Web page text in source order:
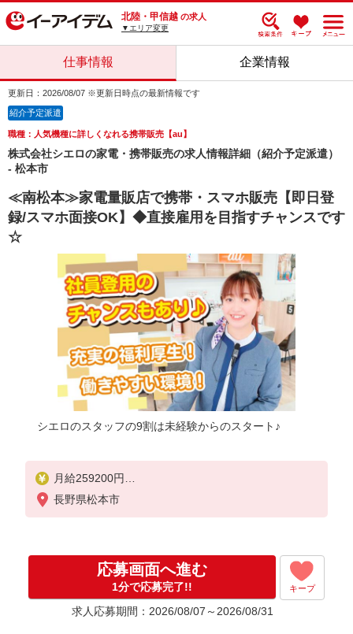
北陸・甲信越 の求人
▼エリア変更
仕事情報 企業情報
更新日：2026/08/07 ※更新日時点の最新情報です
紹介予定派遣
職種：人気機種に詳しくなれる携帯販売【au】
株式会社シエロの家電・携帯販売の求人情報詳細（紹介予定派遣）
- 松本市
≪南松本≫家電量販店で携帯・スマホ販売【即日登
録/スマホ面接OK】◆直接雇用を目指すチャンスです
☆
シエロのスタッフの9割は未経験からのスタート♪
月給259200円
※残業手当別途支給
※研修期間6か月・時給1500円〜
゜+゜・。○。・゜+゜・。○。・゜+゜
入社祝い金10万円支給(規定有)
お友達を紹介頂くと,
インセンティブ支給(規定有)
長野県松本市
応募画面へ進む
1分で応募完了!! キープ
求人応募期間：2026/08/07～2026/08/31